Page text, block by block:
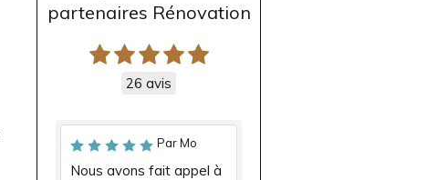
partenaires Rénovation
26 avis
Par Mo
Nous avons fait appel à